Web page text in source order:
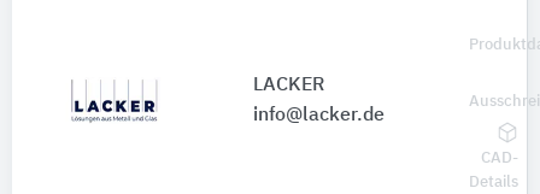
LACKER
info@lacker.de
CAD-
Details